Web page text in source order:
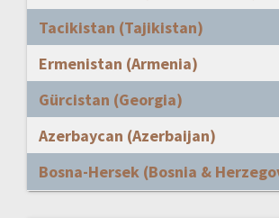
Tacikistan (Tajikistan)
Ermenistan (Armenia)
Gürcistan (Georgia)
Azerbaycan (Azerbaijan)
Bosna-Hersek (Bosnia &